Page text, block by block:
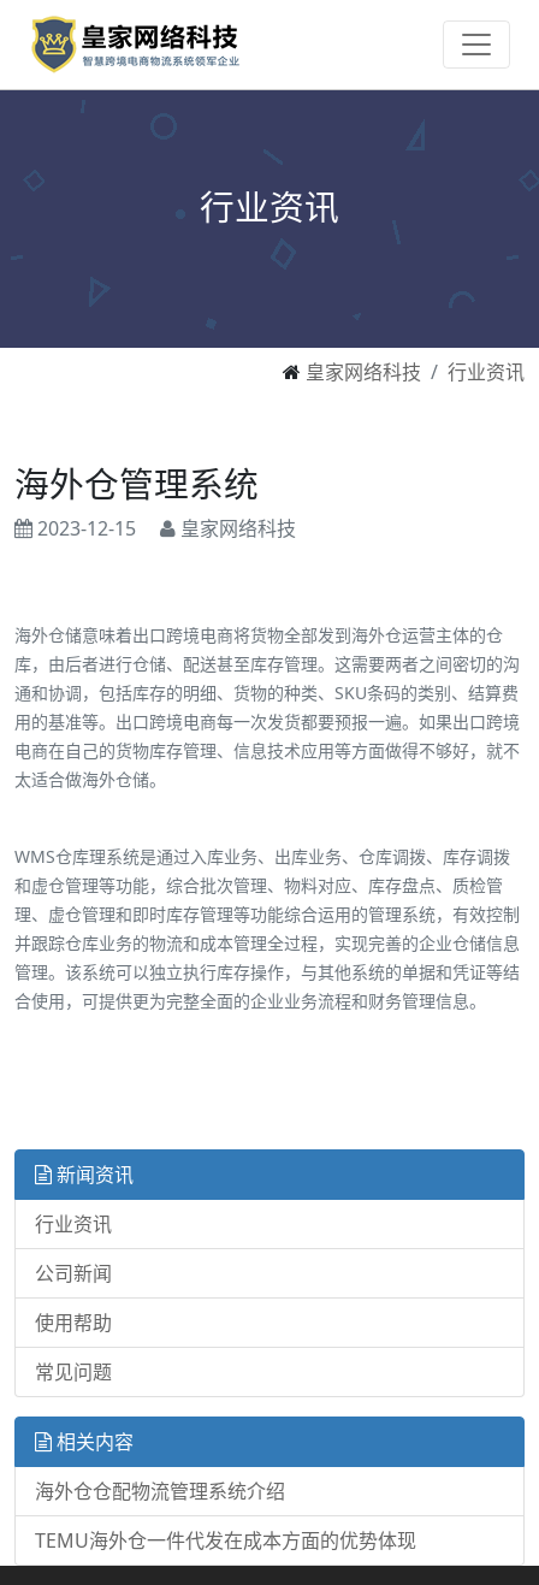
行业资讯
皇家网络科技 行业资讯
海外仓管理系统
2023-12-15 皇家网络科技
海外仓储意味着出口跨境电商将货物全部发到海外仓运营主体的仓
库，由后者进行仓储、配送甚至库存管理。这需要两者之间密切的沟
通和协调，包括库存的明细、货物的种类、SKU条码的类别、结算费
用的基准等。出口跨境电商每一次发货都要预报一遍。如果出口跨境
电商在自己的货物库存管理、信息技术应用等方面做得不够好，就不
太适合做海外仓储。
WMS仓库理系统是通过入库业务、出库业务、仓库调拨、库存调拨
和虚仓管理等功能，综合批次管理、物料对应、库存盘点、质检管
理、虚仓管理和即时库存管理等功能综合运用的管理系统，有效控制
并跟踪仓库业务的物流和成本管理全过程，实现完善的企业仓储信息
管理。该系统可以独立执行库存操作，与其他系统的单据和凭证等结
合使用，可提供更为完整全面的企业业务流程和财务管理信息。
新闻资讯
行业资讯
公司新闻
使用帮助
常见问题
相关内容
海外仓仓配物流管理系统介绍
TEMU海外仓一件代发在成本方面的优势体现